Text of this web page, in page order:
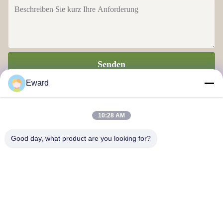
Senden
Eward
10:28 AM
Good day, what product are you looking for?